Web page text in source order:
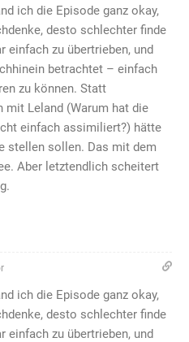
ich die Episode ganz okay,
desto schlechter finde
einfach zu übertrieben, und
betrachtet – einfach
zu können. Statt
mit Leland (Warum hat die
einfach assimiliert?) hätte
stellen sollen. Das mit dem
Aber letztendlich scheitert
ich die Episode ganz okay,
desto schlechter finde
einfach zu übertrieben, und